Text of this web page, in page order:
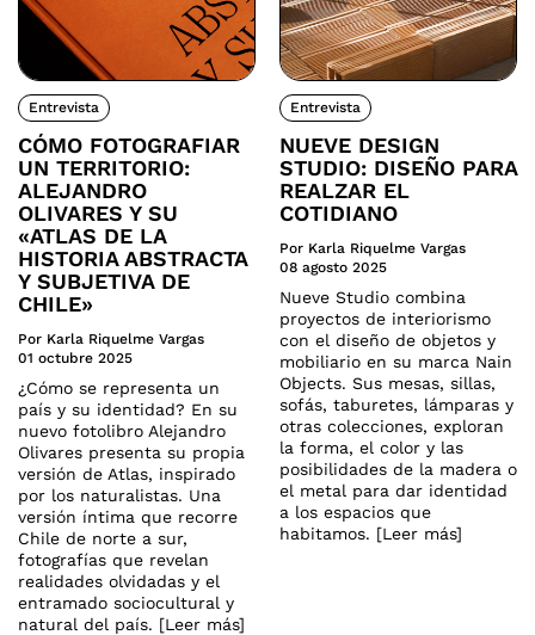
Entrevista
CÓMO FOTOGRAFIAR
UN TERRITORIO:
ALEJANDRO
OLIVARES Y SU
«ATLAS DE LA
HISTORIA ABSTRACTA
Y SUBJETIVA DE
CHILE»
Por Karla Riquelme Vargas
01 octubre 2025
¿Cómo se representa un
país y su identidad? En su
nuevo fotolibro Alejandro
Olivares presenta su propia
versión de Atlas, inspirado
por los naturalistas. Una
versión íntima que recorre
Chile de norte a sur,
fotografías que revelan
realidades olvidadas y el
entramado sociocultural y
natural del país. [Leer más]
Entrevista
NUEVE DESIGN
STUDIO: DISEÑO PARA
REALZAR EL
COTIDIANO
Por Karla Riquelme Vargas
08 agosto 2025
Nueve Studio combina
proyectos de interiorismo
con el diseño de objetos y
mobiliario en su marca Nain
Objects. Sus mesas, sillas,
sofás, taburetes, lámparas y
otras colecciones, exploran
la forma, el color y las
posibilidades de la madera o
el metal para dar identidad
a los espacios que
habitamos. [Leer más]